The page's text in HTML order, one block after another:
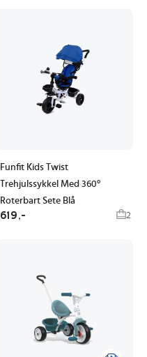
Funfit Kids Twist
Trehjulssykkel Med 360°
Roterbart Sete Blå
619,- 2